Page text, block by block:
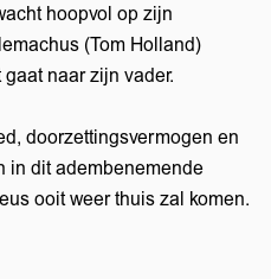
hoopvol op zijn
(Tom Holland)
naar zijn vader.
doorzettingsvermogen en
in dit adembenemende
ooit weer thuis zal komen.